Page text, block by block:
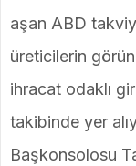
aşan ABD
üreticilerin
ihracat odaklı
takibinde yer
Başkonsolosu